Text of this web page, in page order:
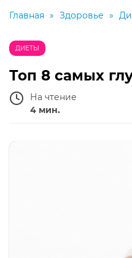
Главная » Здоровье »
ДИЕТЫ
Топ 8 самых
На чтение
4 мин.